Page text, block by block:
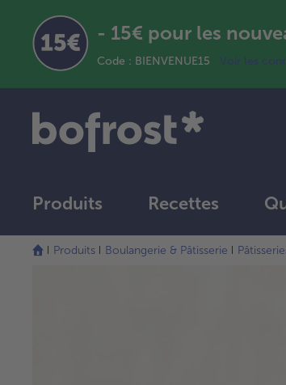
- 15€ pour les
Code : BIENVENUE15 Voir les
Produits Recettes
Produits Boulangerie & Pâtisserie